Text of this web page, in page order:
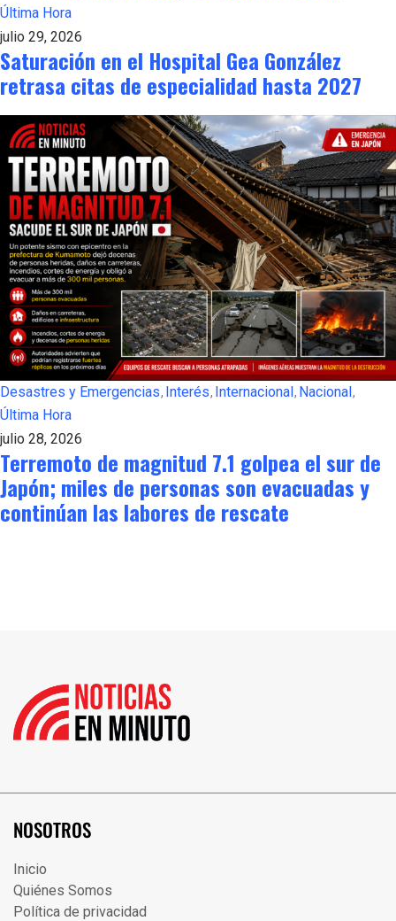
Última Hora
julio 29, 2026
Saturación en el Hospital Gea González
retrasa citas de especialidad hasta 2027
Desastres y Emergencias Interés Internacional Nacional
Última Hora
julio 28, 2026
Terremoto de magnitud 7.1 golpea el sur de
Japón; miles de personas son evacuadas y
continúan las labores de rescate
NOSOTROS
Inicio
Quiénes Somos
Política de privacidad